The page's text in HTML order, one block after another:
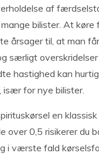
af
bilister. At
årsager til, at man
særligt
hastighed kan
især for nye bilister.
en
over 0,5 risikerer du
i værste fald